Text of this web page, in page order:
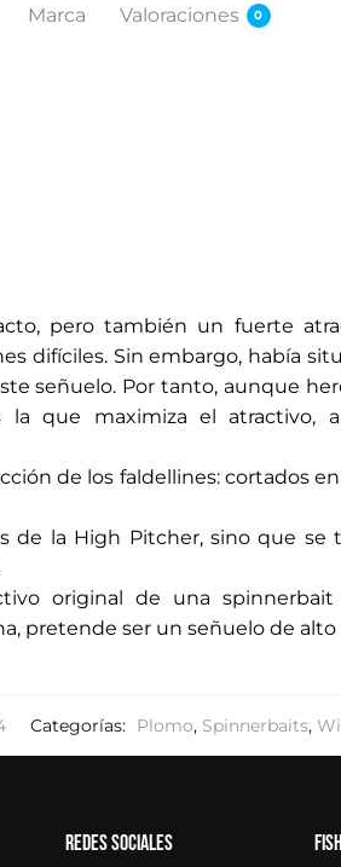
d
e
c
o
r
e
e
e
c
ó
n
o
Marca Valoraciones 0
pero también un fuerte
difíciles. Sin embargo, había
señuelo. Por tanto, aunque
que maximiza el atractivo,
de los faldellines: cortados
de la High Pitcher, sino que
original de una
pretende ser un señuelo de
Categorías: Plomo, Spinnerbaits,
Redes sociales